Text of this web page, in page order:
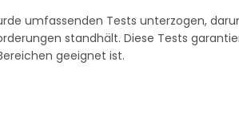
umfassenden Tests unterzogen,
standhält. Diese Tests
geeignet ist.